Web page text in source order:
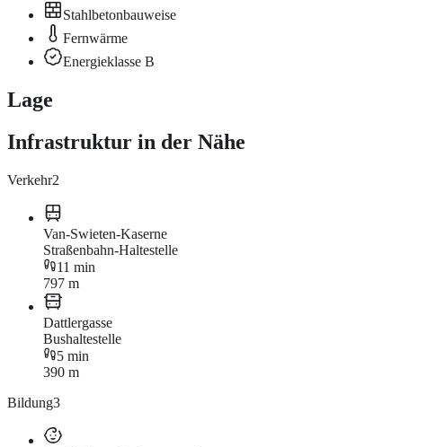
Stahlbetonbauweise
Fernwärme
Energieklasse B
Lage
Infrastruktur in der Nähe
Verkehr2
Van-Swieten-Kaserne
Straßenbahn-Haltestelle
11 min
797 m
Dattlergasse
Bushaltestelle
5 min
390 m
Bildung3